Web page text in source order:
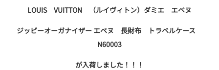
LOUIS VUITTON （ルイヴィトン）ダミエ エベヌ
ジッピーオーガナイザー エベヌ 長財布 トラベルケース
N60003
が入荷しました！！！